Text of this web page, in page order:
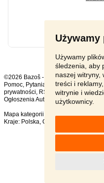
Używamy
śledzenia, aby
naszej witryny,
treści i
witrynie i
użytkownicy.
©2026 Bazoš -
sprzedam,
Pomoc, Pytania Komentarze,Kontakt
prywatności, RSS
Ogłoszenia Auto ogółem:1269, w
Mapa kategorii
Popularne
Kraje: Polska, Czechy